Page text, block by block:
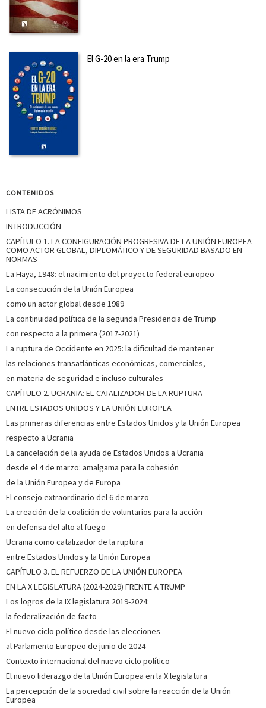
El G-20 en la era Trump
CONTENIDOS
LISTA DE ACRÓNIMOS
INTRODUCCIÓN
CAPÍTULO 1. LA CONFIGURACIÓN PROGRESIVA DE LA UNIÓN EUROPEA
COMO ACTOR GLOBAL, DIPLOMÁTICO Y DE SEGURIDAD BASADO EN
NORMAS
La Haya, 1948: el nacimiento del proyecto federal europeo
La consecución de la Unión Europea
como un actor global desde 1989
La continuidad política de la segunda Presidencia de Trump
con respecto a la primera (2017-2021)
La ruptura de Occidente en 2025: la dificultad de mantener
las relaciones transatlánticas económicas, comerciales,
en materia de seguridad e incluso culturales
CAPÍTULO 2. UCRANIA: EL CATALIZADOR DE LA RUPTURA
ENTRE ESTADOS UNIDOS Y LA UNIÓN EUROPEA
Las primeras diferencias entre Estados Unidos y la Unión Europea
respecto a Ucrania
La cancelación de la ayuda de Estados Unidos a Ucrania
desde el 4 de marzo: amalgama para la cohesión
de la Unión Europea y de Europa
El consejo extraordinario del 6 de marzo
La creación de la coalición de voluntarios para la acción
en defensa del alto al fuego
Ucrania como catalizador de la ruptura
entre Estados Unidos y la Unión Europea
CAPÍTULO 3. EL REFUERZO DE LA UNIÓN EUROPEA
EN LA X LEGISLATURA (2024-2029) FRENTE A TRUMP
Los logros de la IX legislatura 2019-2024:
la federalización de facto
El nuevo ciclo político desde las elecciones
al Parlamento Europeo de junio de 2024
Contexto internacional del nuevo ciclo político
El nuevo liderazgo de la Unión Europea en la X legislatura
La percepción de la sociedad civil sobre la reacción de la Unión
Europea